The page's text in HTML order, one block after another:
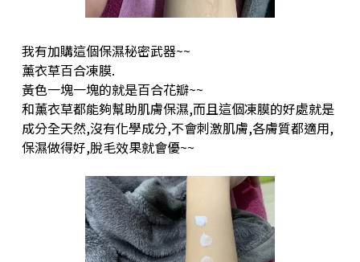
我有加購這個保濕秘密武器~~
薰衣草百合凍膜.
黃色一塊一塊的就是百合花瓣~~
和薰衣草都能夠幫助肌膚保濕,而且這個凍膜的好處就是
成分全天然,沒有化學成分,不會刺激肌膚,各膚質都適用,
保濕做得好,脫毛效果就會優~~